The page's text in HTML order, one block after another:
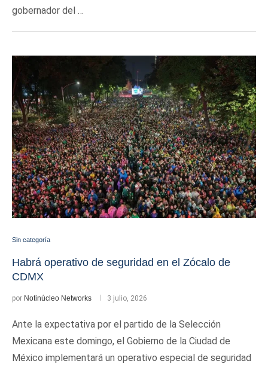
gobernador del …
Sin categoría
Habrá operativo de seguridad en el Zócalo de
CDMX
por Notinúcleo Networks 3 julio, 2026
Ante la expectativa por el partido de la Selección
Mexicana este domingo, el Gobierno de la Ciudad de
México implementará un operativo especial de seguridad